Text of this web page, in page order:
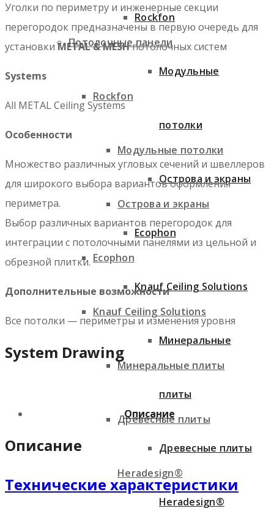
Потолочные панели
Rockfon
Модульные потолки
Острова и экраны
Ecophon
Knauf Ceiling Solutions
Минеральные плиты
Древесные плиты
Heradesign®
Rockfon
Модульные
потолки
Острова и экраны
Ecophon
Knauf Ceiling Solutions
Минеральные
плиты
Древесные плиты
Heradesign®
Уголки по периметру и инженерные секции
перегородок предназначены в первую очередь для
установкиMETAL & MESHпотолочных систем
Systems
All METAL Ceiling Systems
Особенности
Множество различных угловых сечений и швеллеров
для широкого выбора вариантов оформления
периметра.
Выбор различных вариантов перегородок для
интеграции с потолочными панелями из цельной и
обрезной плитки.
Дополнительные возможности
Все потолки — периметры и изменения уровня
System Drawing
Описание
Описание
Технические характеристики